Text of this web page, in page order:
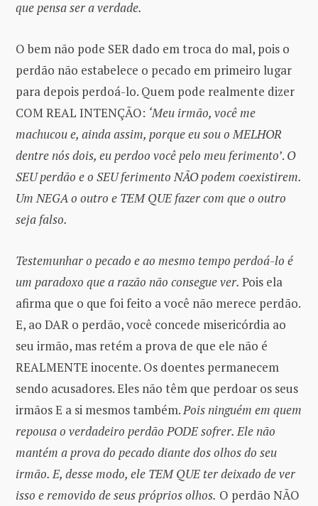
que pensa ser a verdade.
O bem não pode SER dado em troca do mal, pois o
perdão não estabelece o pecado em primeiro lugar
para depois perdoá-lo. Quem pode realmente dizer
COM REAL INTENÇÃO: ‘Meu irmão, você me
machucou e, ainda assim, porque eu sou o MELHOR
dentre nós dois, eu perdoo você pelo meu ferimento’. O
SEU perdão e o SEU ferimento NÃO podem coexistirem.
Um NEGA o outro e TEM QUE fazer com que o outro
seja falso.
Testemunhar o pecado e ao mesmo tempo perdoá-lo é
um paradoxo que a razão não consegue ver. Pois ela
afirma que o que foi feito a você não merece perdão.
E, ao DAR o perdão, você concede misericórdia ao
seu irmão, mas retém a prova de que ele não é
REALMENTE inocente. Os doentes permanecem
sendo acusadores. Eles não têm que perdoar os seus
irmãos E a si mesmos também.Pois ninguém em quem
repousa o verdadeiro perdão PODE sofrer. Ele não
mantém a prova do pecado diante dos olhos do seu
irmão. E, desse modo, ele TEM QUE ter deixado de ver
isso e removido de seus próprios olhos. O perdão NÃO